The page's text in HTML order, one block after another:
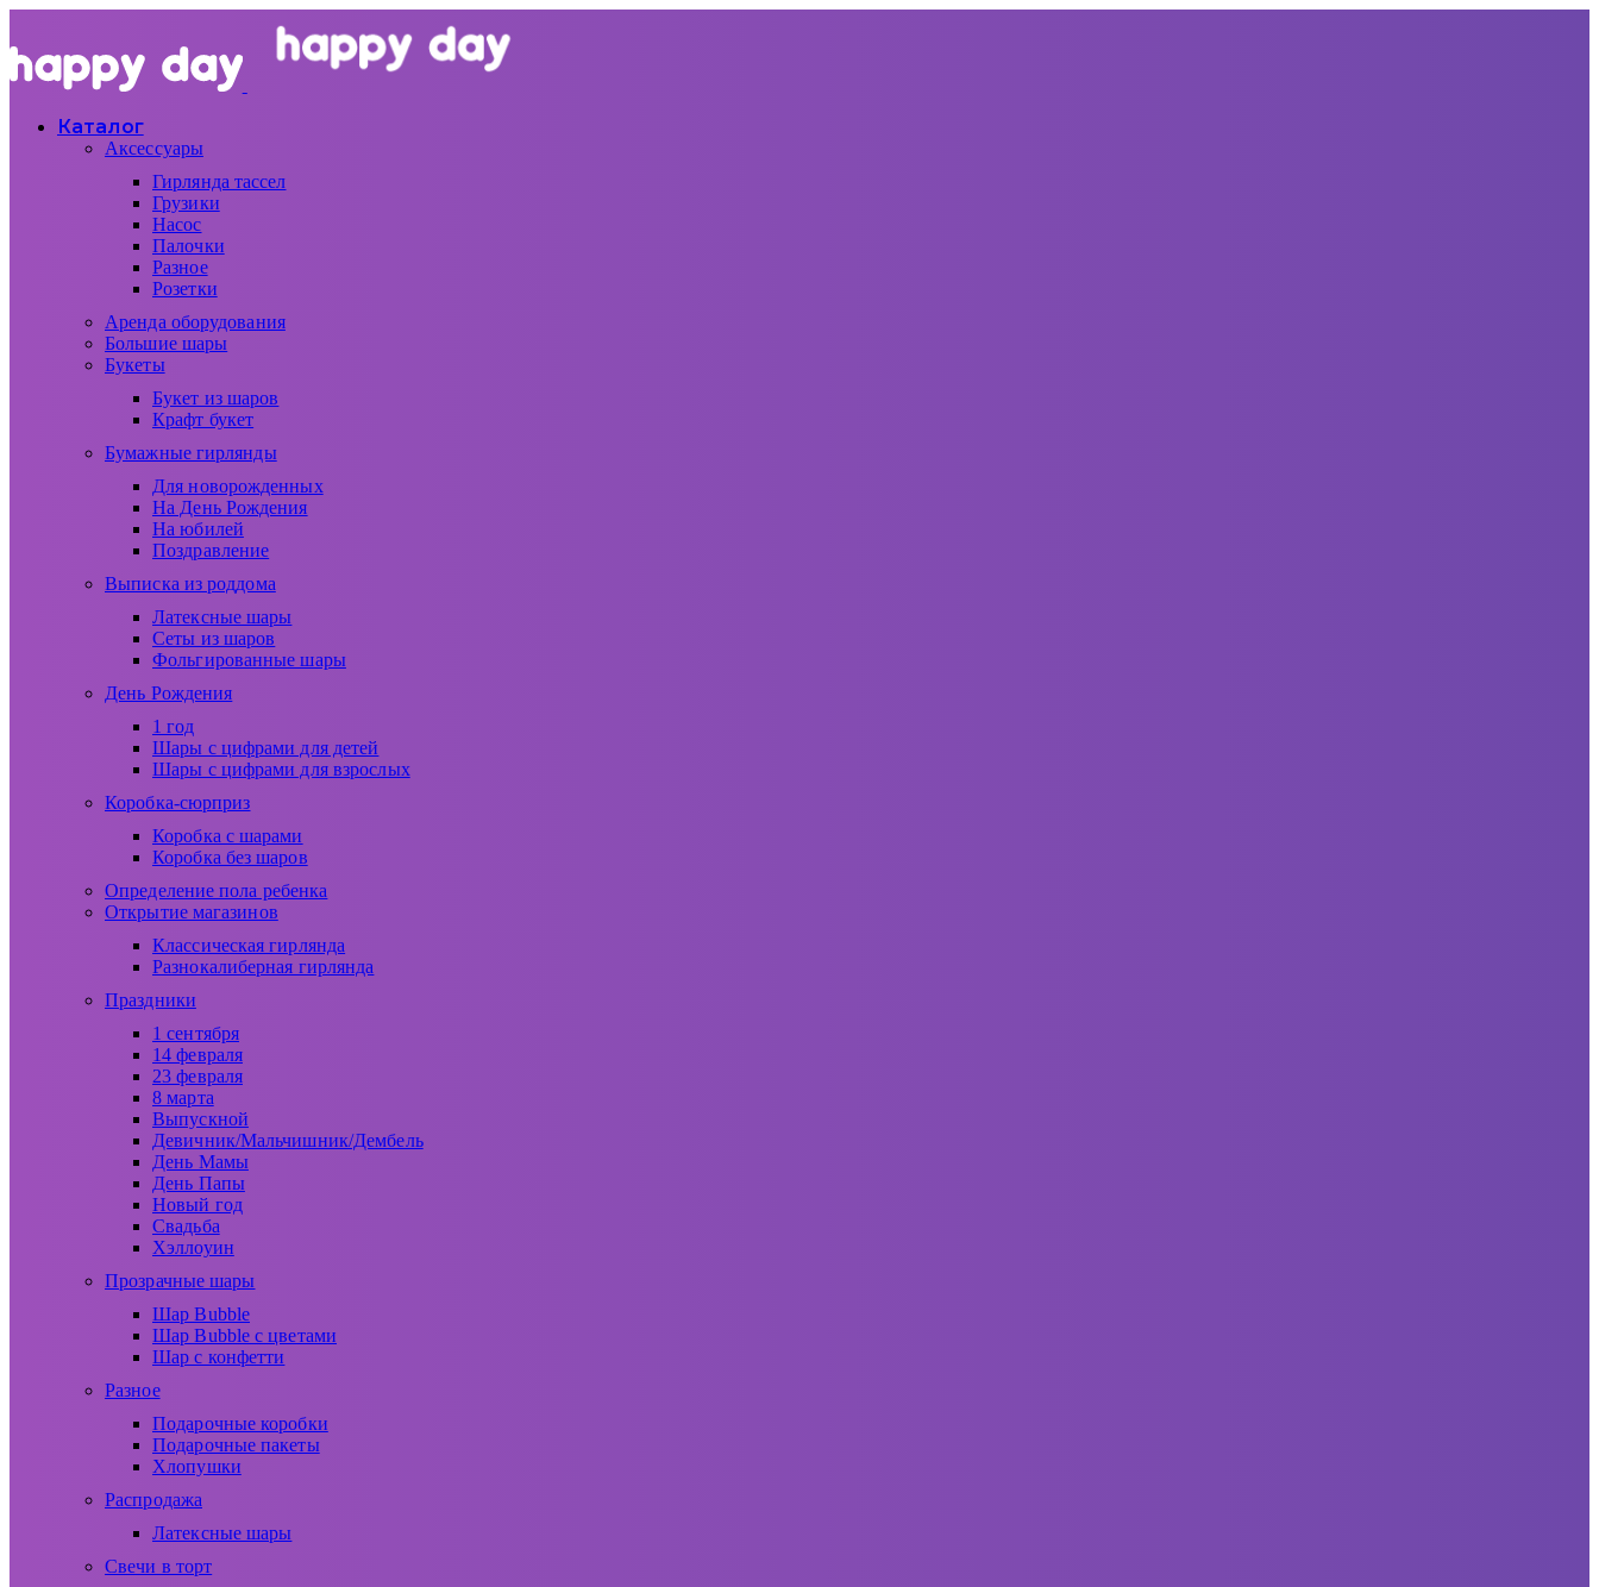
Каталог
Аксессуары
Гирлянда тассел
Грузики
Насос
Палочки
Разное
Розетки
Аренда оборудования
Большие шары
Букеты
Букет из шаров
Крафт букет
Бумажные гирлянды
Для новорожденных
На День Рождения
На юбилей
Поздравление
Выписка из роддома
Латексные шары
Сеты из шаров
Фольгированные шары
День Рождения
1 год
Шары с цифрами для детей
Шары с цифрами для взрослых
Коробка-сюрприз
Коробка с шарами
Коробка без шаров
Определение пола ребенка
Открытие магазинов
Классическая гирлянда
Разнокалиберная гирлянда
Праздники
1 сентября
14 февраля
23 февраля
8 марта
Выпускной
Девичник/Мальчишник/Дембель
День Мамы
День Папы
Новый год
Свадьба
Хэллоуин
Прозрачные шары
Шар Bubble
Шар Bubble с цветами
Шар с конфетти
Разное
Подарочные коробки
Подарочные пакеты
Хлопушки
Распродажа
Латексные шары
Свечи в торт